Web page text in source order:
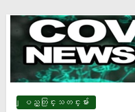
ျပည္တြင္းသတင္းမ်ား